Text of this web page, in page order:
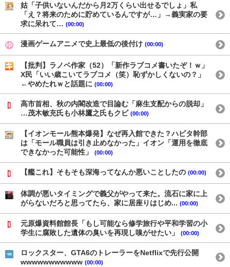
姑「子供いないんだから月2万くらい出せるでしょ」私
「え？将来のために貯めているんですが…」→義実家の要
求に呆れて… (00:00)
漫画ゲームアニメで史上最低の後付け (00:00)
【批判】ラノベ作家（52）「新作ラブコメ書いたぞ！ｗ」
X民「いい歳こいてラブコメ（笑）恥ずかしくないの？」
←やめたれｗと話題に (00:00)
高市首相、秋の内閣改造で目論む「麻生支配からの脱却」
…茂木敏充氏も小林鷹之氏もクビ (00:00)
【イオンモール熊本爆発】なぜ再入館できた？ハビタ幹部
は「モール職員は引き止めなかった」イオン「運用を徹底
できなかった可能性」
(00:00)
【艦これ】そもそも深海ってなんか悪いことしたの (00:00)
体調が悪いタイミングで義父がやって来た。流石に家に上
がらないだろと思ってたら、家に居座りはじめ... (00:00)
元原爆資料館館長「もし可能なら修学旅行や平和学習の小
学生に腐敗した遺体の臭いを再現し嗅がせたい」
(00:00)
ロックスター、GTA6のトレーラーをNetflixで先行公開
wwwwwwwwwww (00:00)